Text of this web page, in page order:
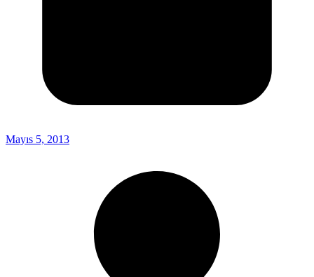
Mayıs 5, 2013